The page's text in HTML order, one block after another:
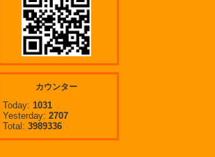
カウンター
Today: 1031
Yesterday: 2707
Total: 3989336